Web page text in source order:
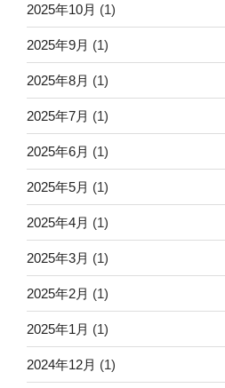
2025年10月 (1)
2025年9月 (1)
2025年8月 (1)
2025年7月 (1)
2025年6月 (1)
2025年5月 (1)
2025年4月 (1)
2025年3月 (1)
2025年2月 (1)
2025年1月 (1)
2024年12月 (1)